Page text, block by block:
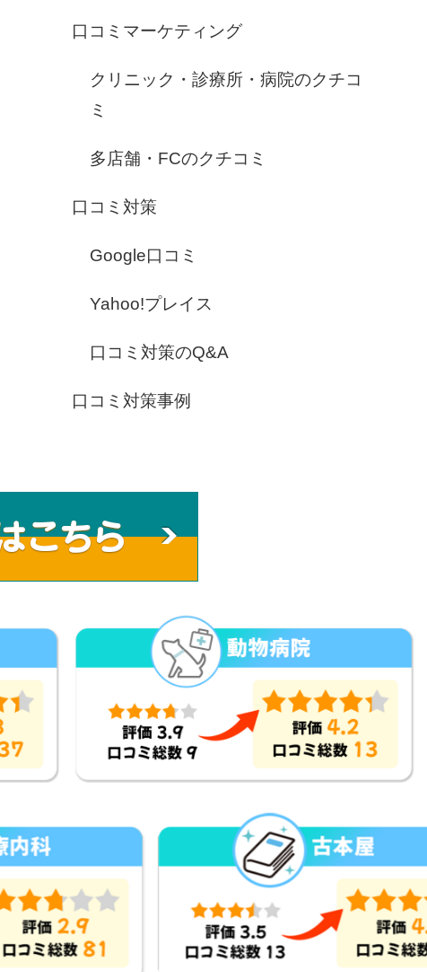
口コミマーケティング
クリニック・診療所・病院のクチコ
ミ
多店舗・FCのクチコミ
口コミ対策
Google口コミ
Yahoo!プレイス
口コミ対策のQ&A
口コミ対策事例